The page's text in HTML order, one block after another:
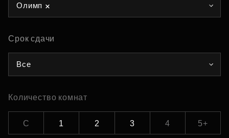
Олимп
Срок сдачи
Все
Количество комнат
С 1 2 3 4 5+